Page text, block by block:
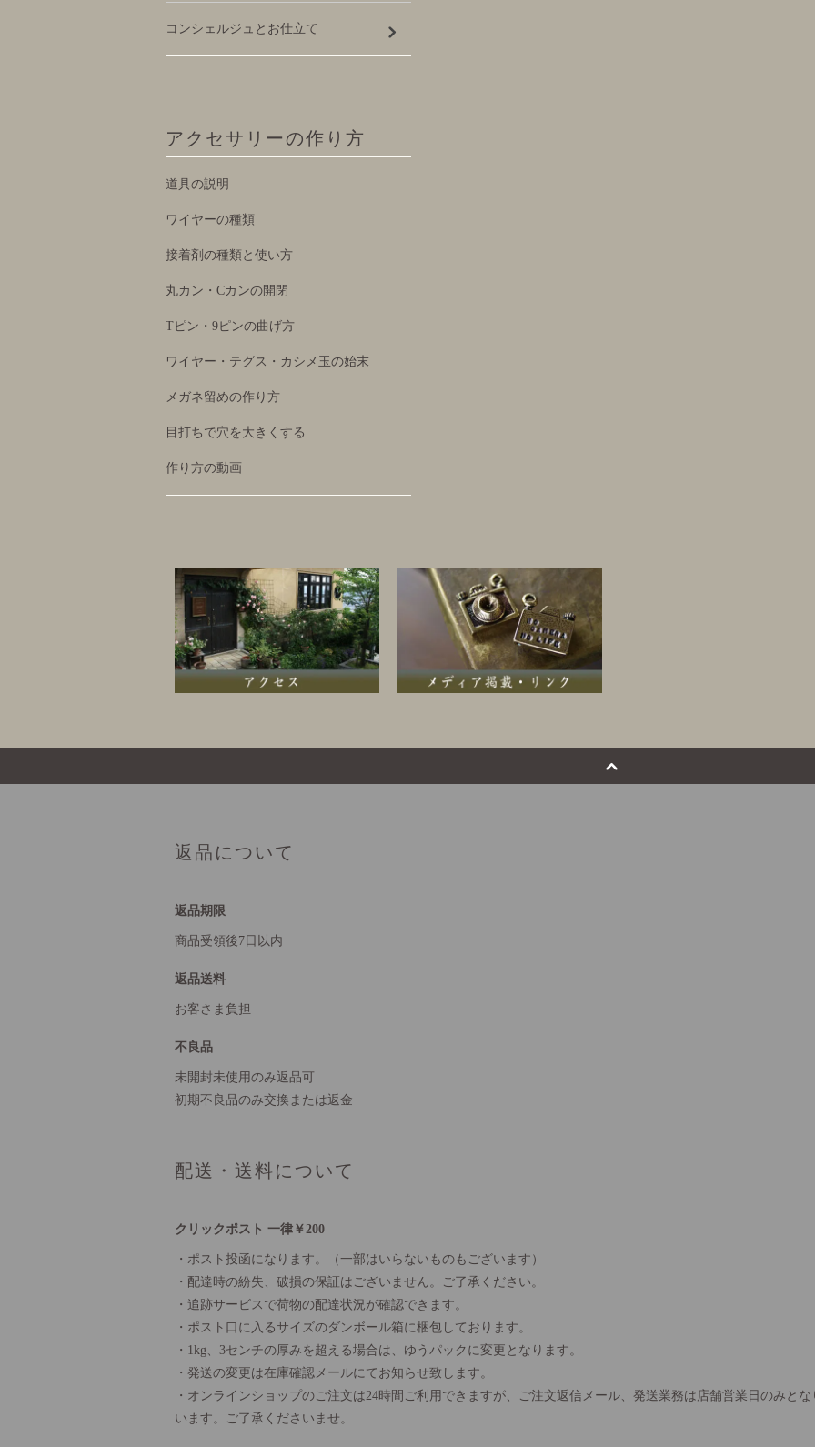
コンシェルジュとお仕立て
アクセサリーの作り方
道具の説明
ワイヤーの種類
接着剤の種類と使い方
丸カン・Cカンの開閉
Tピン・9ピンの曲げ方
ワイヤー・テグス・カシメ玉の始末
メガネ留めの作り方
目打ちで穴を大きくする
作り方の動画
返品について
返品期限
商品受領後7日以内
返品送料
お客さま負担
不良品
未開封未使用のみ返品可
初期不良品のみ交換または返金
配送・送料について
クリックポスト 一律￥200
・ポスト投函になります。（一部はいらないものもございます）
・配達時の紛失、破損の保証はございません。ご了承ください。
・追跡サービスで荷物の配達状況が確認できます。
・ポスト口に入るサイズのダンボール箱に梱包しております。
・1kg、3センチの厚みを超える場合は、ゆうパックに変更となります。
・発送の変更は在庫確認メールにてお知らせ致します。
・オンラインショップのご注文は24時間ご利用できますが、ご注文返信メール、発送業務は店舗営業日のみと
います。ご了承くださいませ。